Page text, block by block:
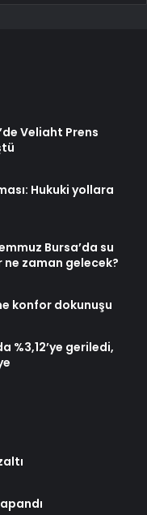
Veliaht Prens
Hukuki yollara
Bursa’da su
zaman gelecek?
konfor dokunuşu
%3,12’ye geriledi,